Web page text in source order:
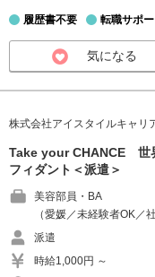
履歴書不要 転職サポ
気になる
株式会社アイスタイルキャリ
Take your CHANCE 世
フィダント＜派遣＞
美容部員・BA
（愛媛／未経験者OK／
派遣
時給1,000円 ～